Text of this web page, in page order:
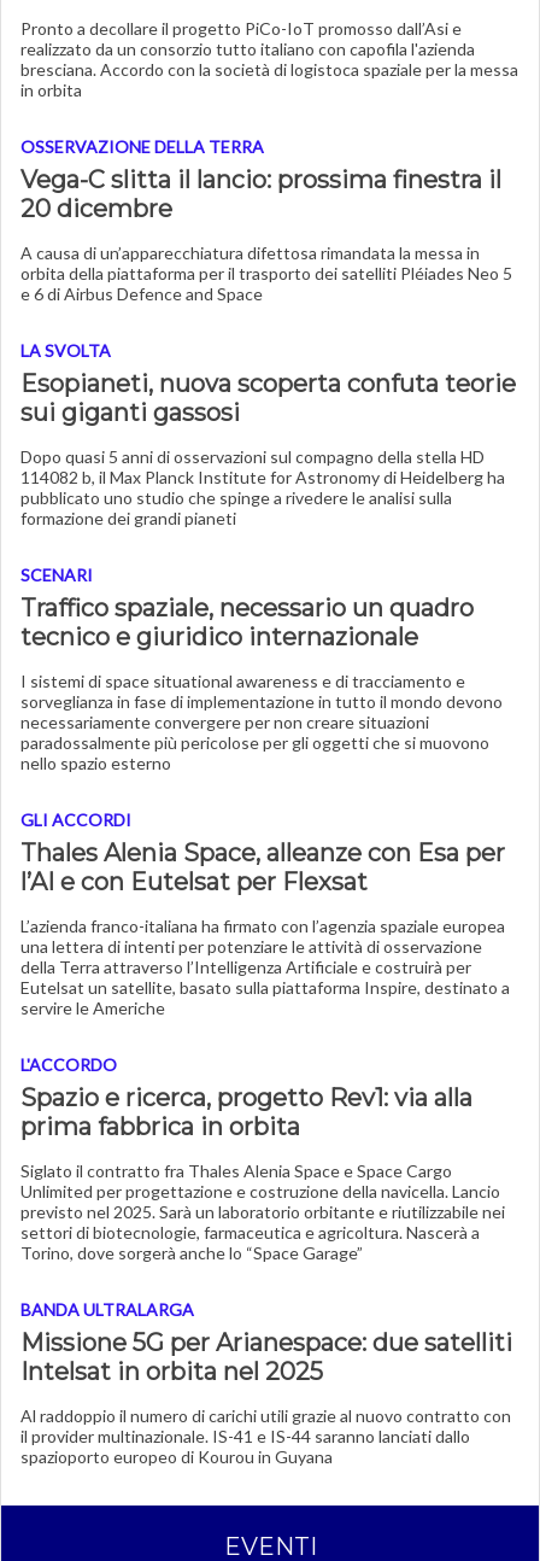
Pronto a decollare il progetto PiCo-IoT promosso dall’Asi e
realizzato da un consorzio tutto italiano con capofila l'azienda
bresciana. Accordo con la società di logistoca spaziale per la messa
in orbita
OSSERVAZIONE DELLA TERRA
Vega-C slitta il lancio: prossima finestra il
20 dicembre
A causa di un’apparecchiatura difettosa rimandata la messa in
orbita della piattaforma per il trasporto dei satelliti Pléiades Neo 5
e 6 di Airbus Defence and Space
LA SVOLTA
Esopianeti, nuova scoperta confuta teorie
sui giganti gassosi
Dopo quasi 5 anni di osservazioni sul compagno della stella HD
114082 b, il Max Planck Institute for Astronomy di Heidelberg ha
pubblicato uno studio che spinge a rivedere le analisi sulla
formazione dei grandi pianeti
SCENARI
Traffico spaziale, necessario un quadro
tecnico e giuridico internazionale
I sistemi di space situational awareness e di tracciamento e
sorveglianza in fase di implementazione in tutto il mondo devono
necessariamente convergere per non creare situazioni
paradossalmente più pericolose per gli oggetti che si muovono
nello spazio esterno
GLI ACCORDI
Thales Alenia Space, alleanze con Esa per
l’AI e con Eutelsat per Flexsat
L’azienda franco-italiana ha firmato con l’agenzia spaziale europea
una lettera di intenti per potenziare le attività di osservazione
della Terra attraverso l’Intelligenza Artificiale e costruirà per
Eutelsat un satellite, basato sulla piattaforma Inspire, destinato a
servire le Americhe
L'ACCORDO
Spazio e ricerca, progetto Rev1: via alla
prima fabbrica in orbita
Siglato il contratto fra Thales Alenia Space e Space Cargo
Unlimited per progettazione e costruzione della navicella. Lancio
previsto nel 2025. Sarà un laboratorio orbitante e riutilizzabile nei
settori di biotecnologie, farmaceutica e agricoltura. Nascerà a
Torino, dove sorgerà anche lo “Space Garage”
BANDA ULTRALARGA
Missione 5G per Arianespace: due satelliti
Intelsat in orbita nel 2025
Al raddoppio il numero di carichi utili grazie al nuovo contratto con
il provider multinazionale. IS-41 e IS-44 saranno lanciati dallo
spazioporto europeo di Kourou in Guyana
EVENTI